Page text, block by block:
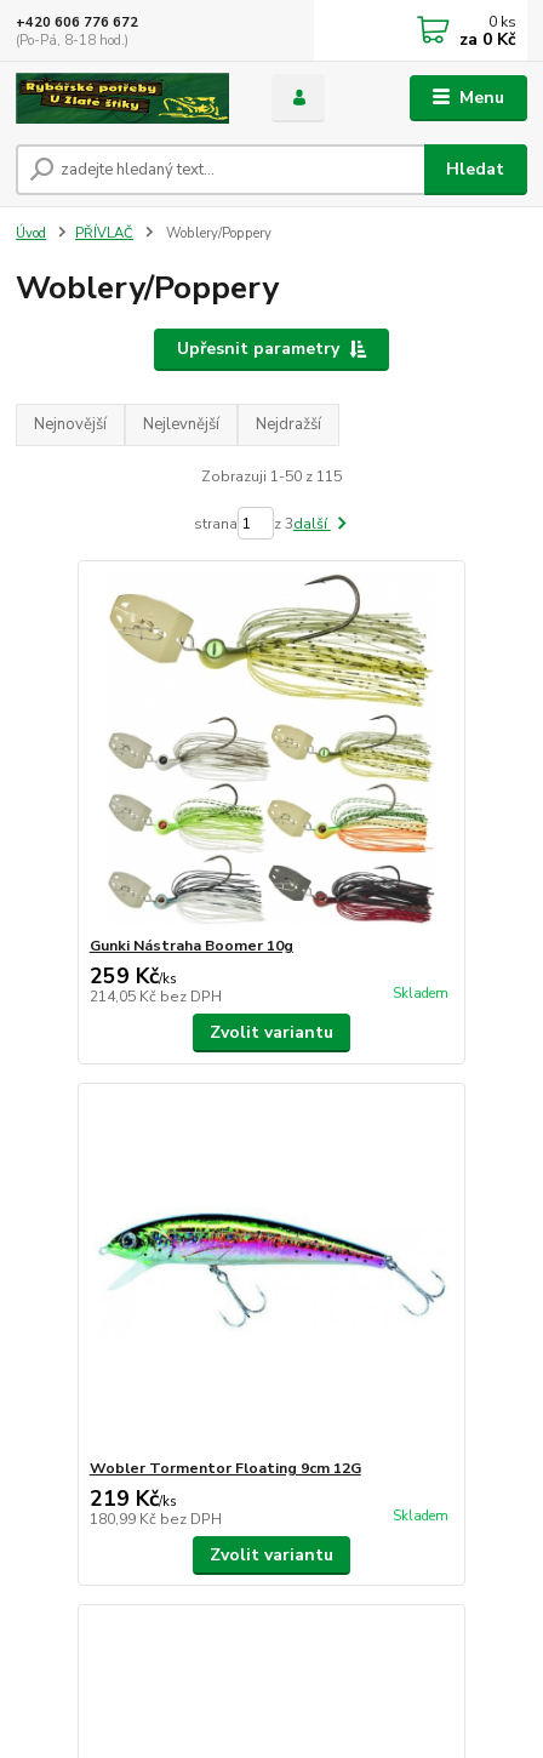
Menu
Hledat
+420 606 776 672
(Po-Pá, 8-18 hod.)
0 ks
za 0 Kč
Úvod PŘÍVLAČ Woblery/Poppery
Woblery/Poppery
Upřesnit parametry
Nejnovější Nejlevnější Nejdražší
Zobrazuji 1-50 z 115
strana z 3další
Gunki Nástraha Boomer 10g
259 Kč/ks
214,05 Kč bez DPH Skladem
Zvolit variantu
Wobler Tormentor Floating 9cm 12G
219 Kč/ks
180,99 Kč bez DPH Skladem
Zvolit variantu